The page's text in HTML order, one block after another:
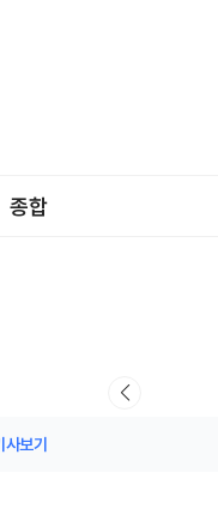
종합
사보기